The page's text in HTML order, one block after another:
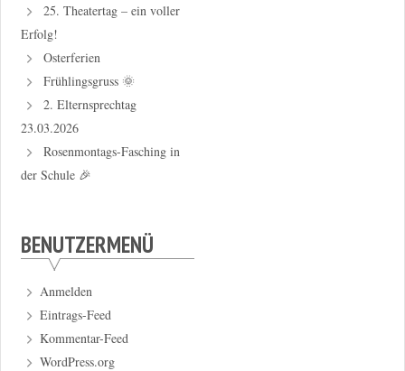
25. Theatertag – ein voller
Erfolg!
Osterferien
Frühlingsgruss 🌞
2. Elternsprechtag
23.03.2026
Rosenmontags-Fasching in
der Schule 🎉
BENUTZERMENÜ
Anmelden
Eintrags-Feed
Kommentar-Feed
WordPress.org